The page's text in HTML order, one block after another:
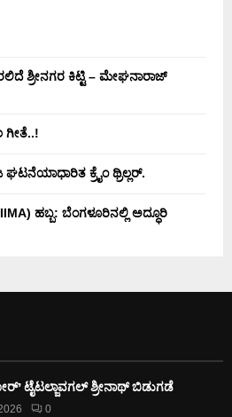
ಶ್ರೀನಗರ ಕಿಟ್ಟಿ – ಮೇಘನಾರಾಜ್
ಗೀತೆ..!
ಕ್ರೈಂ ಥ್ರಿಲ್ಲರ್.
ಹಬ್ಬ: ಬೆಂಗಳೂರಿನಲ್ಲಿ ಅದ್ಧೂರಿ
ಟೈಟಲ್ಜಾವಗಲ್ ಶ್ರೀನಾಥ್ ಬಿಡುಗಡೆ
0